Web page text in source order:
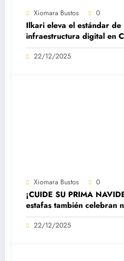
Xiomara Bustos 0
Ilkari eleva el estándar de
infraestructura digital en
datacenter certificado
22/12/2025
Xiomara Bustos 0
¡CUIDE SU PRIMA
estafas también celebran
22/12/2025